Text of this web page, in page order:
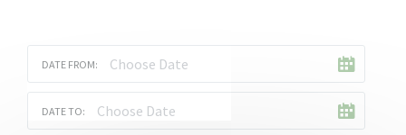
DATE FROM:
DATE TO: